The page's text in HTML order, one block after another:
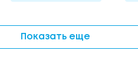
Показать еще